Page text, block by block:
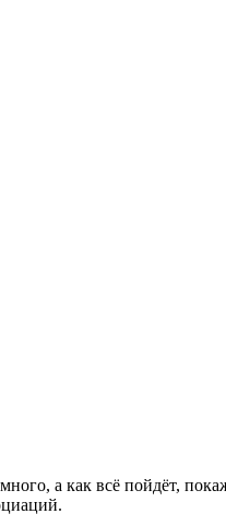
а как всё пойдёт,